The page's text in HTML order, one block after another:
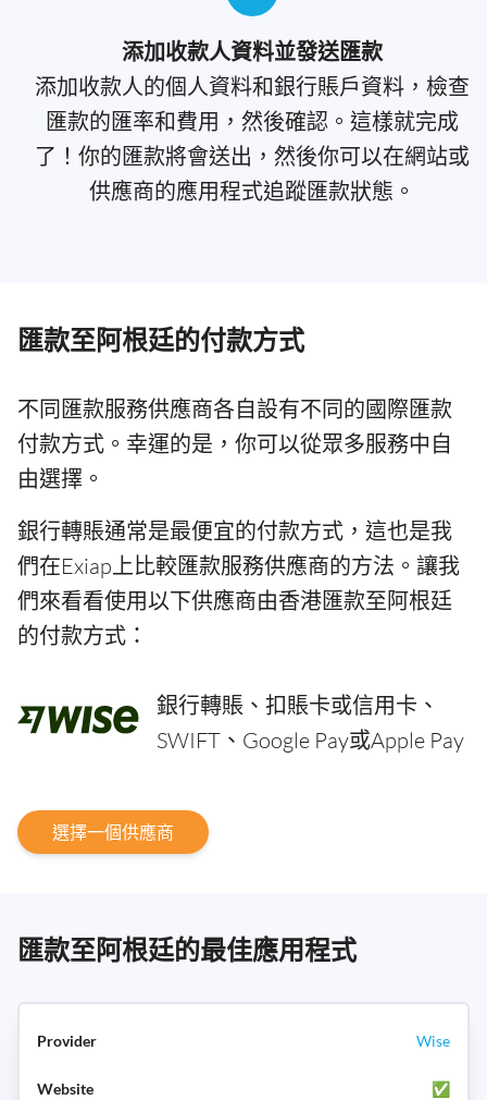
添加收款人資料並發送匯款
添加收款人的個人資料和銀行賬戶資料，檢查
匯款的匯率和費用，然後確認。這樣就完成
了！你的匯款將會送出，然後你可以在網站或
供應商的應用程式追蹤匯款狀態。
匯款至阿根廷的付款方式
不同匯款服務供應商各自設有不同的國際匯款
付款方式。幸運的是，你可以從眾多服務中自
由選擇。
銀行轉賬通常是最便宜的付款方式，這也是我
們在Exiap上比較匯款服務供應商的方法。讓我
們來看看使用以下供應商由香港匯款至阿根廷
的付款方式：
銀行轉賬、扣賬卡或信用卡、
SWIFT、Google Pay或Apple Pay
選擇一個供應商
匯款至阿根廷的最佳應用程式
Wise
✅